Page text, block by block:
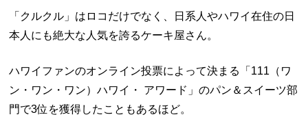
「クルクル」はロコだけでなく、日系人やハワイ在住の日
本人にも絶大な人気を誇るケーキ屋さん。
ハワイファンのオンライン投票によって決まる「111（ワ
ン・ワン・ワン）ハワイ・ アワード」のパン＆スイーツ部
門で3位を獲得したこともあるほど。